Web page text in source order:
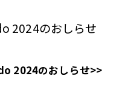
2024のおしらせ
2024のおしらせ>>